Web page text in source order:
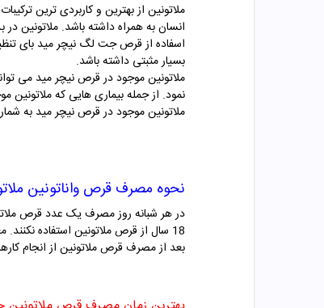
انسان به همراه داشته باشد. ملاتونین
اسفاده از قرص جت لگ نیچر مید بای
بسیار مثبتی داشته باشد.
نمود. از جمله بیماری هایی که
ملاتونین موجود در قرص نیچر مید به
نحوه مصرف قرص واناتونین
18 سال از قرص ملاتونین استفاده
بعد از مصرف قرص ملاتونین از انجام